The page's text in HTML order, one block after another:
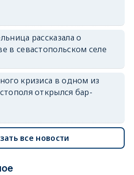
рассказала о
в севастопольском селе
кризиса в одном из
открылся бар-
все новости